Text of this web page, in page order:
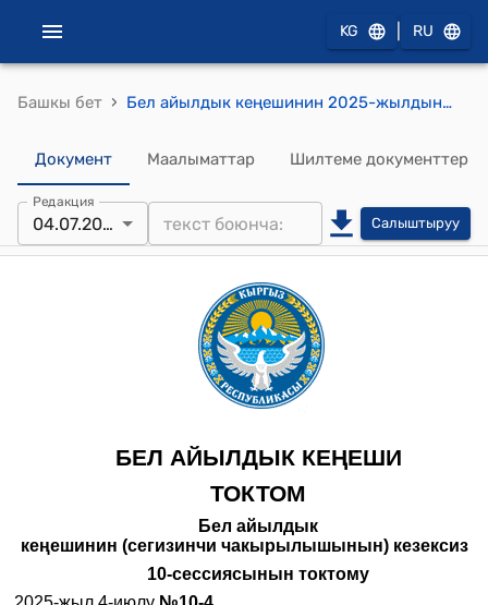
KG RU
Башкы бет › Бел айылдык кеңешинин 2025-жылдын 04-июлундагы №10-4 Г.Эргешов жана “Кеңеш” орто мектебинин кыйылган теректеринин акчасын өздөрүн эсебин которуп берүү жөнүндө токтому
Документ Маалыматтар Шилтеме документтер
Редакция
04.07.2025 Салыштыруу